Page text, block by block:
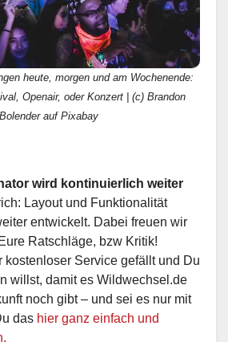
heute, morgen und am Wochenende:
Openair, oder Konzert | (c) Brandon
Bolender auf Pixabay
wird kontinuierlich weiter
Layout und Funktionalität
entwickelt. Dabei freuen wir
Ratschläge, bzw Kritik!
kostenloser Service gefällt und Du
willst, damit es Wildwechsel.de
noch gibt – und sei es nur mit
das hier ganz einfach und